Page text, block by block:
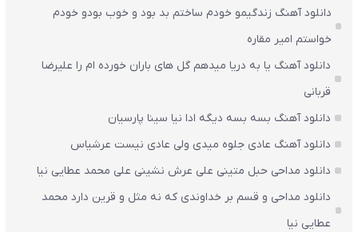
دانلود آهنگ زندگیمو خودم ساختم بد بود و خوب بودو خودم
خواستم امیر مقاره
دانلود آهنگ یا به دریا میدهم گل های باران‌ خورده ام را علیرضا
قربانی
دانلود آهنگ بسه بسه دیگه ادا نیا سینا پارسیان
دانلود آهنگ عادی جلوه میدی ولی عادی نیست عرشیاس
دانلود مداحی حبل متینی علی عرش نشینی علی محمد عطایی نیا
دانلود مداحی و قسم بر خداوندی که نه مثل و قرین دارد محمد
عطایی نیا